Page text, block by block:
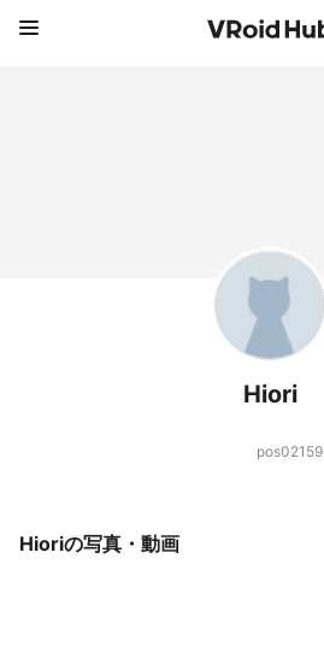
Hiori
pos02159
Hioriの写真・動画